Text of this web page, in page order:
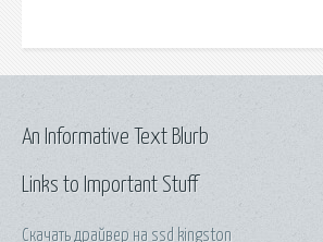
Links to Important Stuff
Скачать драйвер на ssd kingston
An Informative Text Blurb